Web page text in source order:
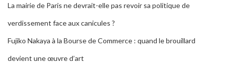
La mairie de Paris ne devrait-elle pas revoir sa politique de
verdissement face aux canicules ?
Fujiko Nakaya à la Bourse de Commerce : quand le brouillard
devient une œuvre d’art